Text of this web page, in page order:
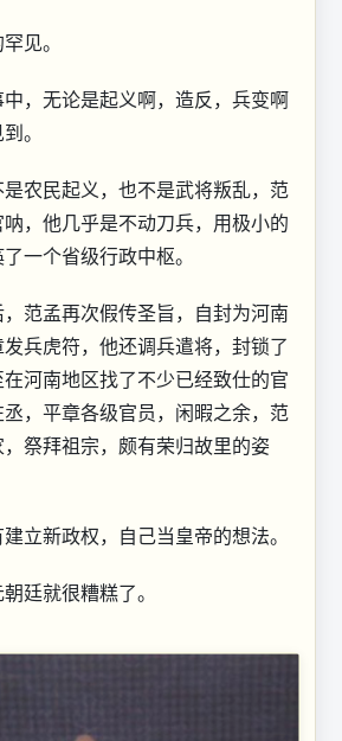
见。
，无论是起义啊，造反，兵变啊
。
农民起义，也不是武将叛乱，范
，他几乎是不动刀兵，用极小的
一个省级行政中枢。
范孟再次假传圣旨，自封为河南
兵虎符，他还调兵遣将，封锁了
河南地区找了不少已经致仕的官
，平章各级官员，闲暇之余，范
祭拜祖宗，颇有荣归故里的姿
立新政权，自己当皇帝的想法。
廷就很糟糕了。